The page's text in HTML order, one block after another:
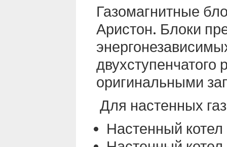
Газомагнитные
Аристон. Блоки
оригинальными
Для настенных
Настенный